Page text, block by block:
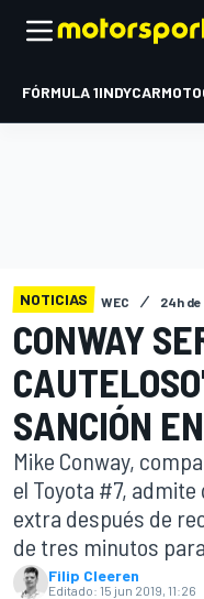
FÓRMULA 1INDYCAR
NOTICIAS WEC 24h de
CONWAY
SANCIÓN
Mike Conway,
el Toyota #7,
extra después de
de tres minutos
Filip Cleeren
Editado: 15 jun 2019, 11:26